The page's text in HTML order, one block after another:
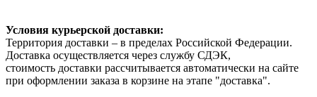
Условия курьерской доставки:
Территория доставки – в пределах Российской Федерации.
Доставка осуществляется через службу СДЭК,
стоимость доставки рассчитывается автоматически на сайте
при оформлении заказа в корзине на этапе "доставка".